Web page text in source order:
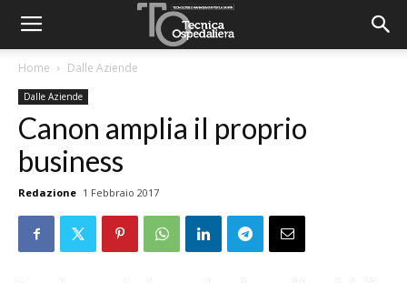
Home Dalle Aziende
Dalle Aziende
Canon amplia il proprio
business
Redazione 1 Febbraio 2017